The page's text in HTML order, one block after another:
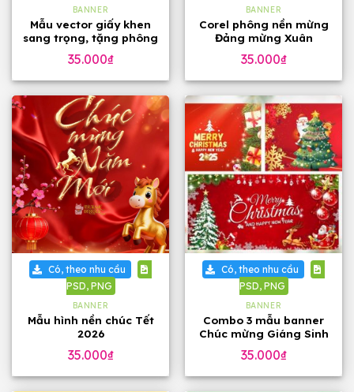
BANNER
Mẫu vector giấy khen
sang trọng, tặng phông
35.000₫
BANNER
Corel phông nền mừng
Đảng mừng Xuân
35.000₫
Có, theo nhu cầu
PSD, PNG
BANNER
Mẫu hình nền chúc Tết
2026
35.000₫
Có, theo nhu cầu
PSD, PNG
BANNER
Combo 3 mẫu banner
Chúc mừng Giáng Sinh
35.000₫